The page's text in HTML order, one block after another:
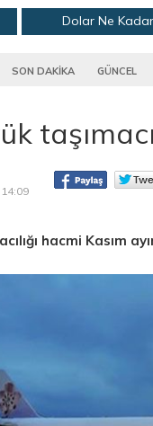
Dolar Ne Kadar
SON DAKİKA GÜNCEL
hacmi Kasım